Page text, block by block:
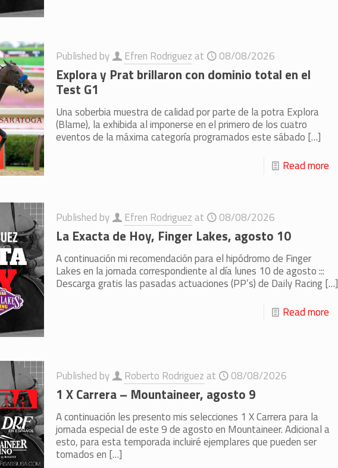
Published by Efren Rodriguez at 08/08/2026
Explora y Prat brillaron con dominio total en el
Test G1
Una soberbia muestra de calidad por parte de la potra Explora
(Blame), la exhibida al imponerse en el primero de los cuatro
eventos de la máxima categoría programados este sábado […]
Read more
Published by Efren Rodriguez at 08/08/2026
La Exacta de Hoy, Finger Lakes, agosto 10
A continuación mi recomendación para el hipódromo de Finger
Lakes en la jornada correspondiente al día lunes 10 de agosto :::
Descarga gratis las pasadas actuaciones (PP’s) de Daily Racing[…]
Read more
Published by Roberto Rodriguez at 08/08/2026
1 X Carrera – Mountaineer, agosto 9
A continuación les presento mis selecciones 1 X Carrera para la
jornada especial de este 9 de agosto en Mountaineer. Adicional a
esto, para esta temporada incluiré ejemplares que pueden ser
tomados en […]